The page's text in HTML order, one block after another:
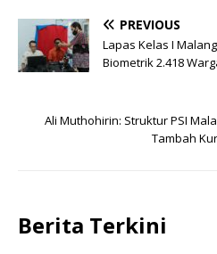
PREVIOUS
Lapas Kelas I
Biometrik 2.418
Ali Muthohirin: Struktur PSI
Tambah
Berita Terkini